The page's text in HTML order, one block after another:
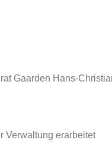
Gaarden Hans-
Verwaltung erarbeitet